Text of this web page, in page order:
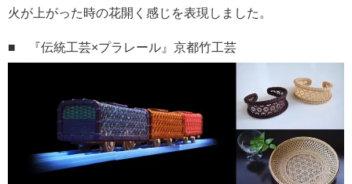
火が上がった時の花開く感じを表現しました。
■ 『伝統工芸×プラレール』京都竹工芸